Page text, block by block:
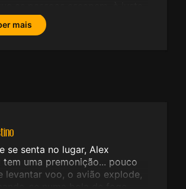
Mas Kimberly sabe que a
se deixa enganar não
mais
se senta no lugar, Alex
tem uma premonição... pouco
levantar voo, o avião explode,